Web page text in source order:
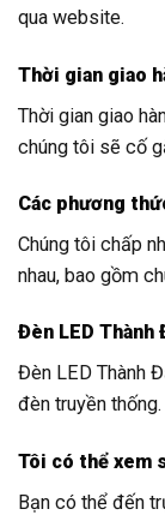
qua website.
Thời gian giao
Thời gian giao
chúng tôi sẽ cố
Các phương
Chúng tôi chấp
nhau, bao gồm
Đèn LED
Đèn LED Thành
đèn truyền thống.
Tôi có thể xem
Bạn có thể đến